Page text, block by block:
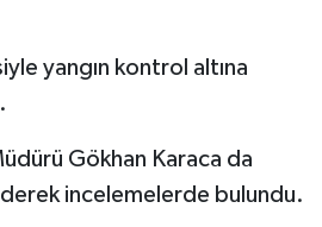
yangın kontrol altına
Gökhan Karaca da
incelemelerde bulundu.